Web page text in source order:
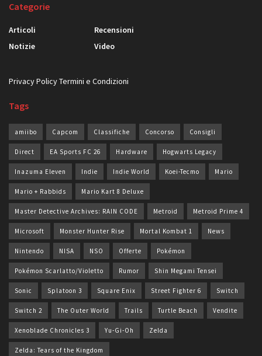
Categorie
Articoli
Notizie
Recensioni
Video
Privacy PolicyTermini e Condizioni
Tags
amiibo Capcom Classifiche Concorso Consigli
Direct EA Sports FC 26 Hardware Hogwarts Legacy
Inazuma Eleven Indie Indie World Koei-Tecmo Mario
Mario + Rabbids Mario Kart 8 Deluxe
Master Detective Archives: RAIN CODE Metroid Metroid Prime 4
Microsoft Monster Hunter Rise Mortal Kombat 1 News
Nintendo NISA NSO Offerte Pokémon
Pokémon Scarlatto/Violetto Rumor Shin Megami Tensei
Sonic Splatoon 3 Square Enix Street Fighter 6 Switch
Switch 2 The Outer World Trails Turtle Beach Vendite
Xenoblade Chronicles 3 Yu-Gi-Oh Zelda
Zelda: Tears of the Kingdom